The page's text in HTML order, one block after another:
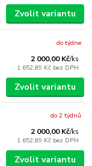
Zvolit variantu
2 000,00 Kč/ks
1 652,89 Kč bez DPH
do týdne
Zvolit variantu
2 000,00 Kč/ks
1 652,89 Kč bez DPH
do 2 týdnů
Zvolit variantu